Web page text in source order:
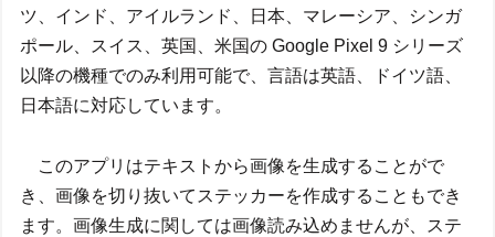
ツ、インド、アイルランド、日本、マレーシア、シンガ
ポール、スイス、英国、米国の Google Pixel 9 シリーズ
以降の機種でのみ利用可能で、言語は英語、ドイツ語、
日本語に対応しています。
このアプリはテキストから画像を生成することがで
き、画像を切り抜いてステッカーを作成することもでき
ます。画像生成に関しては画像読み込めませんが、ステ